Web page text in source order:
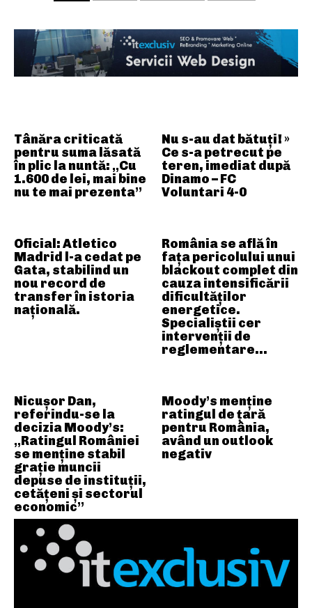
Tânăra criticată
pentru suma lăsată
în plic la nuntă: „Cu
1.600 de lei, mai bine
nu te mai prezenta”
Nu s-au dat bătuți! »
Ce s-a petrecut pe
teren, imediat după
Dinamo – FC
Voluntari 4-0
Oficial: Atletico
Madrid l-a cedat pe
Gata, stabilind un
nou record de
transfer în istoria
națională.
România se află în
fața pericolului unui
blackout complet din
cauza intensificării
dificultăților
energetice.
Specialiștii cer
intervenții de
reglementare…
Nicușor Dan,
referindu-se la
decizia Moody’s:
„Ratingul României
se menține stabil
grație muncii
depuse de instituții,
cetățeni și sectorul
economic”
Moody’s menține
ratingul de țară
pentru România,
având un outlook
negativ